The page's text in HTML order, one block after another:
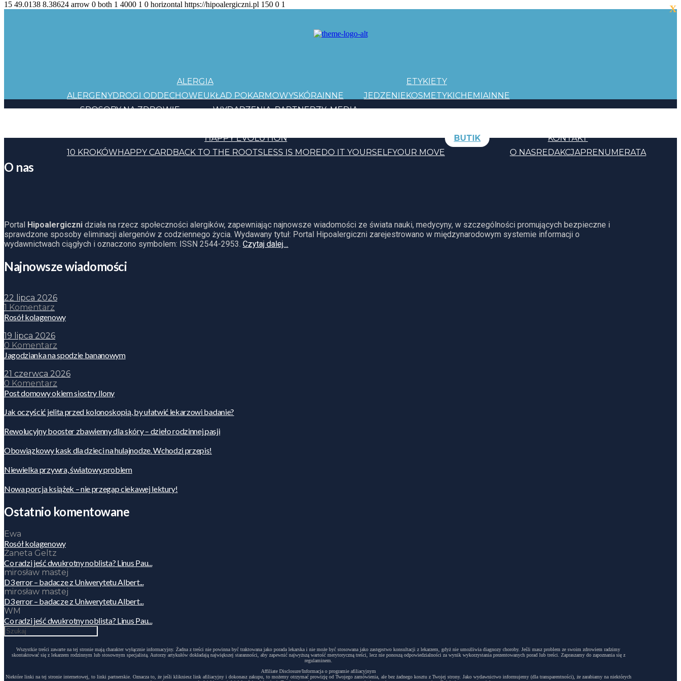
15 49.0138 8.38624 arrow 0 both 1 4000 1 0 horizontal https://hipoalergiczni.pl 150 0 1
ALERGIA
ALERGENYDROGI ODDECHOWEUKŁAD POKARMOWYSKÓRAINNE
ETYKIETY
JEDZENIEKOSMETYKICHEMIAINNE
SPOSOBY NA ZDROWIE
WYDARZENIA PARTNERZY MEDIA
HAPPY EVOLUTION
10 KROKÓWHAPPY CARDBACK TO THE ROOTSLESS IS MOREDO IT YOURSELFYOUR MOVE
BUTIK
KONTAKT
O NASREDAKCJAPRENUMERATA
O nas
Portal Hipoalergiczni działa na rzecz społeczności alergików, zapewniając najnowsze wiadomości ze świata nauki, medycyny, w szczególności promujących bezpieczne i
sprawdzone sposoby eliminacji alergenów z codziennego życia. Wydawany tytuł: Portal Hipoalergiczni zarejestrowano w międzynarodowym systemie informacji o
wydawnictwach ciągłych i oznaczono symbolem: ISSN 2544-2953. Czytaj dalej…
Najnowsze wiadomości
22 lipca 2026
1 Komentarz
Rosół kolagenowy
19 lipca 2026
0 Komentarz
Jagodzianka na spodzie bananowym
21 czerwca 2026
0 Komentarz
Post domowy okiem siostry Ilony
Jak oczyścić jelita przed kolonoskopią, by ułatwić lekarzowi badanie?
Rewolucyjny booster zbawienny dla skóry – dzieło rodzinnej pasji
Obowiązkowy kask dla dzieci na hulajnodze. Wchodzi przepis!
Niewielka przywra, światowy problem
Nowa porcja książek – nie przegap ciekawej lektury!
Ostatnio komentowane
Ewa
Rosół kolagenowy
Żaneta Geltz
Co radzi jeść dwukrotny noblista? Linus Pau...
mirosław mastej
D3 error – badacze z Uniwerytetu Albert...
mirosław mastej
D3 error – badacze z Uniwerytetu Albert...
WM
Co radzi jeść dwukrotny noblista? Linus Pau...
Wszystkie treści zawarte na tej stronie mają charakter wyłącznie informacyjny. Żadna z treści nie powinna być traktowana jako porada lekarska i nie może być stosowana jako zastępstwo konsultacji z lekarzem, gdyż nie umożliwia diagnozy choroby. Jeśli masz problem ze swoim zdrowiem radzimy
skontaktować się z lekarzem rodzinnym lub stosownym specjalistą. Autorzy artykułów dokładają największej staranności, aby zapewnić najwyższą wartość merytoryczną treści, lecz nie ponoszą odpowiedzialności za wynik wykorzystania prezentowanych porad lub treści. Zapraszamy do zapoznania się z
regulaminem.
Affiliate Disclosure/Informacja o programie afiliacyjnym
Niektóre linki na tej stronie internetowej, to linki partnerskie. Oznacza to, że jeśli klikniesz link afiliacyjny i dokonasz zakupu, to możemy otrzymać prowizję od Twojego zamówienia, ale bez żadnego kosztu z Twojej strony. Jako wydawnictwo informujemy (dla transparentności), że zarabiamy na niektórych
X